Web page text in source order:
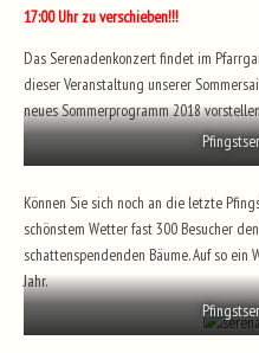
17:00 Uhr zu verschieben!!!
Das Serenadenkonzert findet im
dieser Veranstaltung unserer
neues Sommerprogramm 2018
Können Sie sich noch an die letzte
schönstem Wetter fast 300 Besucher
schattenspendenden Bäume. Auf so
Jahr.